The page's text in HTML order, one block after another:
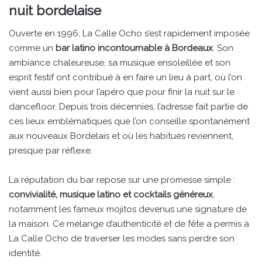
nuit bordelaise
Ouverte en 1996, La Calle Ocho s’est rapidement imposée
comme un bar latino incontournable à Bordeaux. Son
ambiance chaleureuse, sa musique ensoleillée et son
esprit festif ont contribué à en faire un lieu à part, où l’on
vient aussi bien pour l’apéro que pour finir la nuit sur le
dancefloor. Depuis trois décennies, l’adresse fait partie de
ces lieux emblématiques que l’on conseille spontanément
aux nouveaux Bordelais et où les habitués reviennent,
presque par réflexe.
La réputation du bar repose sur une promesse simple :
convivialité, musique latino et cocktails généreux,
notamment les fameux mojitos devenus une signature de
la maison. Ce mélange d’authenticité et de fête a permis à
La Calle Ocho de traverser les modes sans perdre son
identité.